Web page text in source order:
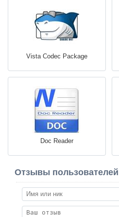
Vista Codec Package
Doc Reader
Отзывы пользователей